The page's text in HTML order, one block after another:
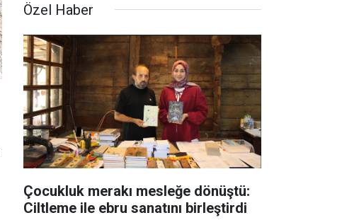
Özel Haber
Çocukluk merakı mesleğe dönüştü:
Ciltleme ile ebru sanatını birleştirdi